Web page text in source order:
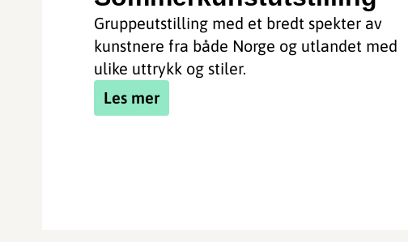
Gruppeutstilling med et bredt spekter av
kunstnere fra både Norge og utlandet med
ulike uttrykk og stiler.
Les mer